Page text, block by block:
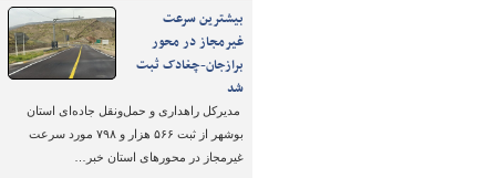
بیشترین سرعت
غیرمجاز در محور
برازجان-چغادک ثبت
شد
مدیرکل راهداری و حمل‌ونقل جاده‌ای استان
بوشهر از ثبت ۵۶۶ هزار و ۷۹۸ مورد سرعت
غیرمجاز در محورهای استان خبر…